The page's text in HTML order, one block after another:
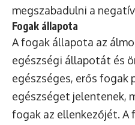
megszabadulni a
Fogak állapota
A fogak állapota az
egészségi állapotát és
egészséges, erős fogak
egészséget jelentenek,
fogak az ellenkezőjét.